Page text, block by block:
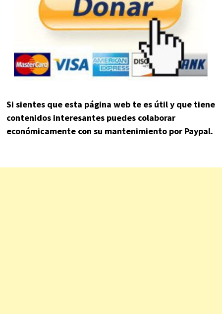
Si sientes que esta página web te es útil y que tiene
contenidos interesantes puedes colaborar
económicamente con su mantenimiento por Paypal.